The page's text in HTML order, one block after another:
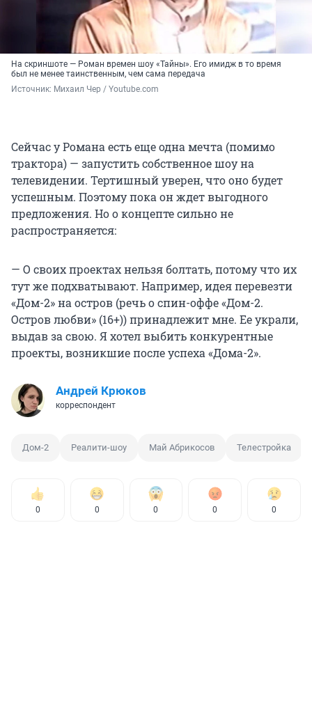
На скриншоте — Роман времен шоу «Тайны». Его имидж в то время
был не менее таинственным, чем сама передача
Источник: Михаил Чер / Youtube.com
Сейчас у Романа есть еще одна мечта (помимо
трактора) — запустить собственное шоу на
телевидении. Тертишный уверен, что оно будет
успешным. Поэтому пока он ждет выгодного
предложения. Но о концепте сильно не
распространяется:
— О своих проектах нельзя болтать, потому что их
тут же подхватывают. Например, идея перевезти
«Дом-2» на остров (речь о спин-оффе «Дом-2.
Остров любви» (16+)) принадлежит мне. Ее украли,
выдав за свою. Я хотел выбить конкурентные
проекты, возникшие после успеха «Дома-2».
Андрей Крюков
корреспондент
Дом-2 Реалити-шоу Май Абрикосов Телестройка
0 0 0 0 0